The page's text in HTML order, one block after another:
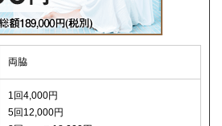
両脇
1回4,000円
5回12,000円